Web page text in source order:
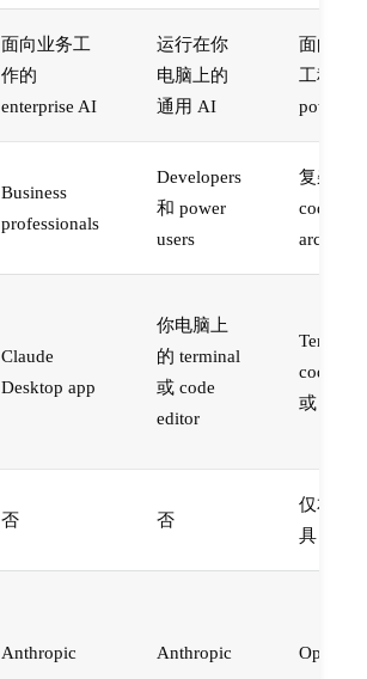
面向业务工
作的
enterprise AI
运行在你
电脑上的
通用 AI
面向困
工程的
power AI
Business
professionals
Developers
和 power
users
复杂
coding
Claude
Desktop app
你电脑上
的 terminal
或 code
editor
code
或 web
否 否
仅本地
具
Anthropic Anthropic OpenAI